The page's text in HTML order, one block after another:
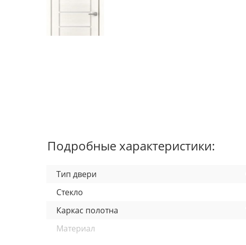
Подробные характеристики:
Тип двери
Стекло
Каркас полотна
Материал